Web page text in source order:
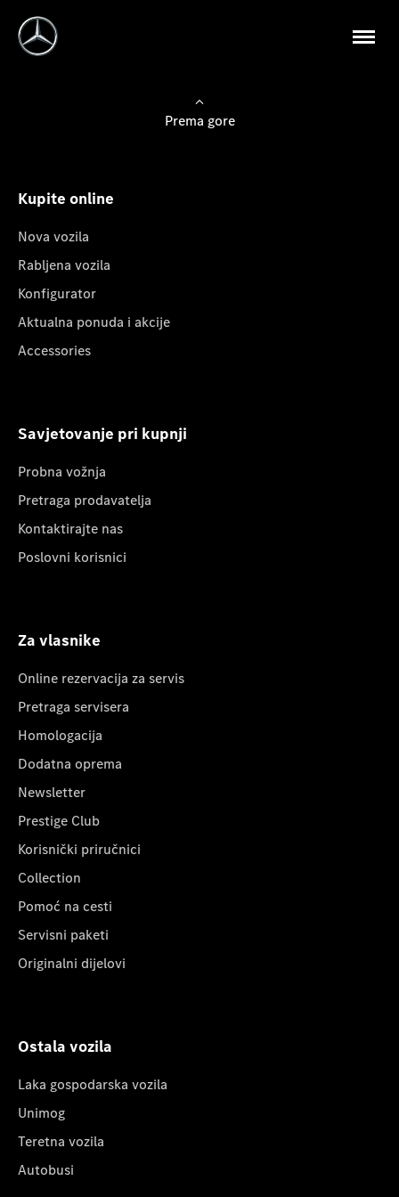
Prema gore
Kupite online
Nova vozila
Rabljena vozila
Konfigurator
Aktualna ponuda i akcije
Accessories
Savjetovanje pri kupnji
Probna vožnja
Pretraga prodavatelja
Kontaktirajte nas
Poslovni korisnici
Za vlasnike
Online rezervacija za servis
Pretraga servisera
Homologacija
Dodatna oprema
Newsletter
Prestige Club
Korisnički priručnici
Collection
Pomoć na cesti
Servisni paketi
Originalni dijelovi
Ostala vozila
Laka gospodarska vozila
Unimog
Teretna vozila
Autobusi